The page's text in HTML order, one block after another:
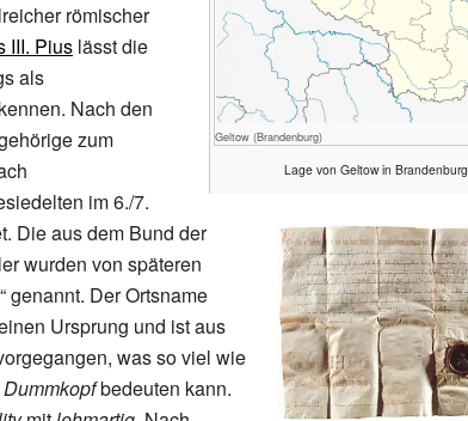
Geltow (Brandenburg)
Lage von Geltow in Brandenburg
römischer
III. Pius lässt die
als
Nach den
zum
im 6./7.
Die aus dem Bund der
wurden von späteren
genannt. Der Ortsname
Ursprung und ist aus
was so viel wie
Dummkopfbedeuten kann.